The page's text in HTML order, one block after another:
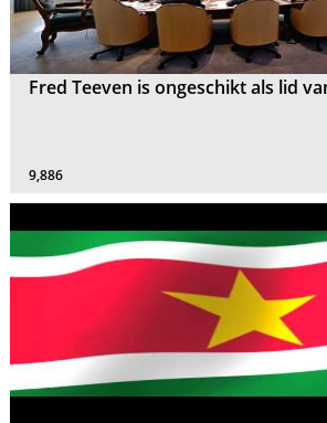
Fred Teeven is ongeschikt als lid
9,886